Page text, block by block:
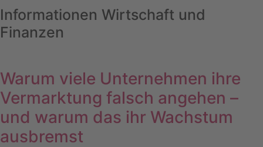
Informationen Wirtschaft und
Finanzen
Warum viele Unternehmen ihre
Vermarktung falsch angehen –
und warum das ihr Wachstum
ausbremst